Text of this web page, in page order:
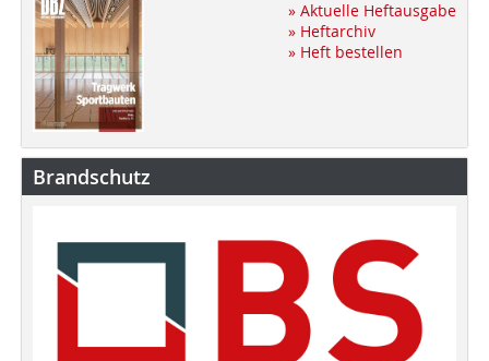
» Aktuelle Heftausgabe
» Heftarchiv
» Heft bestellen
Brandschutz